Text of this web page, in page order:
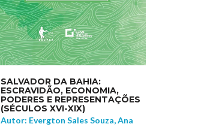
SALVADOR DA BAHIA:
ESCRAVIDÃO, ECONOMIA,
PODERES E REPRESENTAÇÕES
(SÉCULOS XVI-XIX)
Autor: Evergton Sales Souza, Ana